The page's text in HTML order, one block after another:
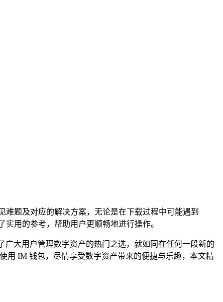
难题及对应的解决方案，无论是在下载过程中可能遇到
用的参考，帮助用户更顺畅地进行操作。
大用户管理数字资产的热门之选，就如同在任何一段新的
用 IM 钱包，尽情享受数字资产带来的便捷与乐趣，本文精